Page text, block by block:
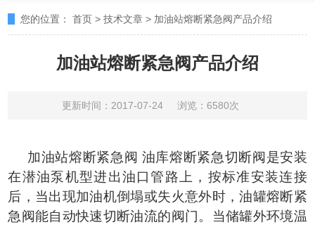
您的位置： 首页 >技术文章 > 加油站熔断紧急阀产品介绍
加油站熔断紧急阀产品介绍
更新时间：2017-07-24 浏览：6580次
加油站熔断紧急阀 油库熔断紧急切断阀是安装
在潜油泵机型进出油口管路上，按标准安装连接
后，当出现加油机倒塌或失火意外时，油罐熔断紧
急阀能自动快速切断油流的阀门。 当储罐外环境温